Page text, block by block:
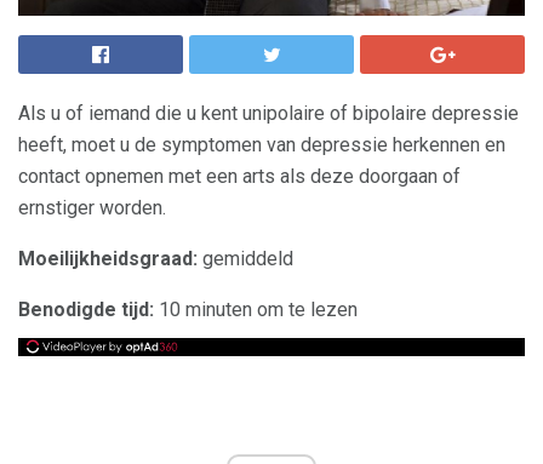
Als u of iemand die u kent unipolaire of bipolaire depressie
heeft, moet u de symptomen van depressie herkennen en
contact opnemen met een arts als deze doorgaan of
ernstiger worden.
Moeilijkheidsgraad: gemiddeld
Benodigde tijd: 10 minuten om te lezen